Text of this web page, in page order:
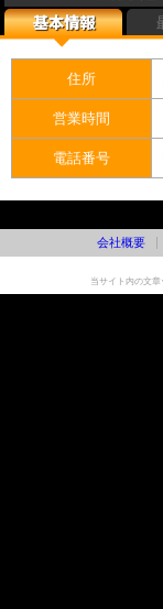
基本情報
住所
営業時間
電話番号
会社概要
当サイト内の文